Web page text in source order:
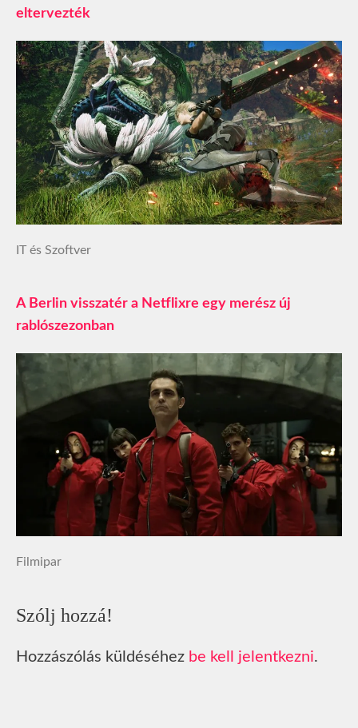
eltervezték
IT és Szoftver
A Berlin visszatér a Netflixre egy merész új
rablószezonban
Filmipar
Szólj hozzá!
Hozzászólás küldéséhez be kell jelentkezni.